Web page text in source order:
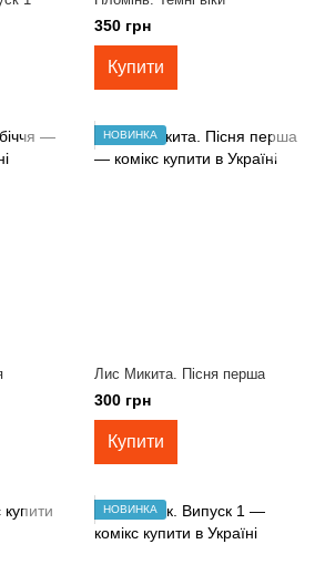
350 грн
Купити
НОВИНКА
Лис Микита. Пісня перша
300 грн
Купити
НОВИНКА